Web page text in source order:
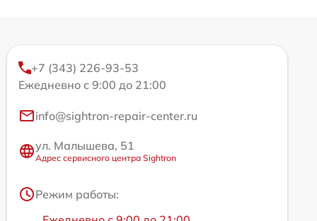
+7 (343) 226-93-53
Ежедневно с 9:00 до 21:00
info@sightron-repair-center.ru
ул. Малышева, 51
Адрес сервисного центра Sightron
Режим работы: